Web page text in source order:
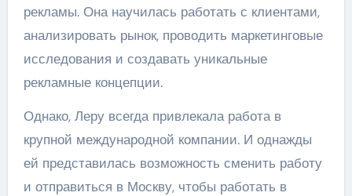
рекламы. Она научилась работать с клиентами,
анализировать рынок, проводить маркетинговые
исследования и создавать уникальные
рекламные концепции.
Однако, Леру всегда привлекала работа в
крупной международной компании. И однажды
ей представилась возможность сменить работу
и отправиться в Москву, чтобы работать в